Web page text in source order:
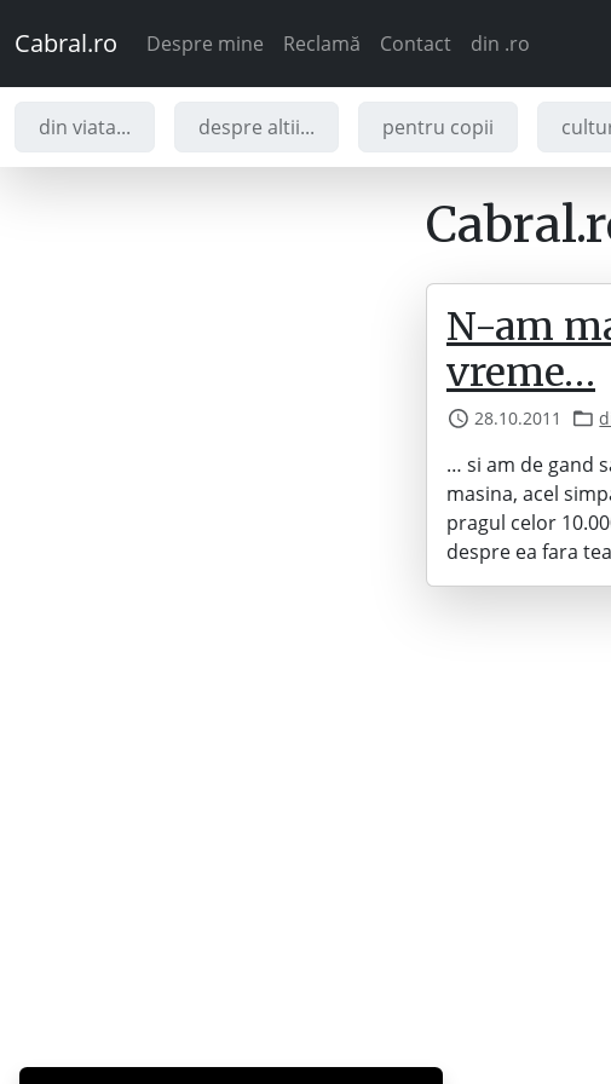
Cabral.ro Despre mine Reclamă Contact din .ro
din viata... despre altii... pentru copii
N-am
vreme…
28.10.2011
… si am de gand
masina, acel
pragul celor
despre ea fara